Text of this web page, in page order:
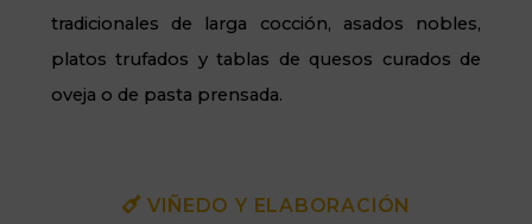
tradicionales de larga cocción, asados nobles,
platos trufados y tablas de quesos curados de
oveja o de pasta prensada.
VIÑEDO Y ELABORACIÓN